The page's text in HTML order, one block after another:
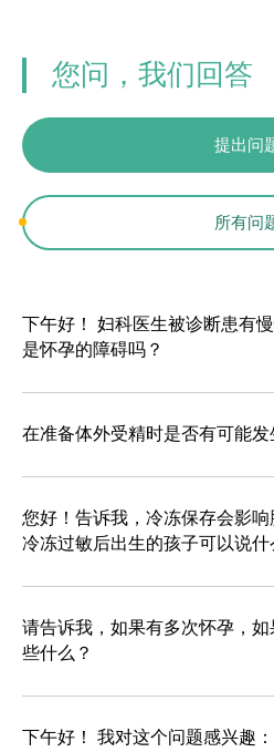
您问，我们回答
提出问
所有问
下午好！ 妇科医生被诊断患有
是怀孕的障碍吗？
在准备体外受精时是否有可能发
您好！告诉我，冷冻保存会影
冷冻过敏后出生的孩子可以说什
请告诉我，如果有多次怀孕，
些什么？
下午好！ 我对这个问题感兴趣